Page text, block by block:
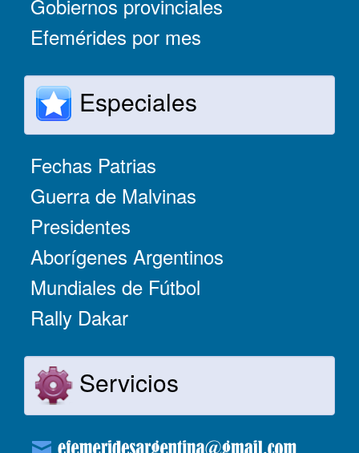
Gobiernos provinciales
Efemérides por mes
Especiales
Fechas Patrias
Guerra de Malvinas
Presidentes
Aborígenes Argentinos
Mundiales de Fútbol
Rally Dakar
Servicios